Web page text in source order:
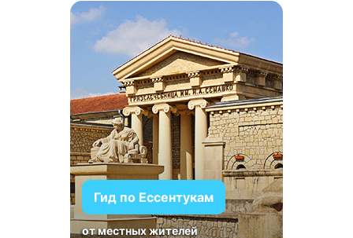
Гид по Ессентукам
от местных жителей